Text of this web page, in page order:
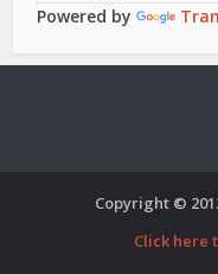
Powered by
Copyright ©
Click here